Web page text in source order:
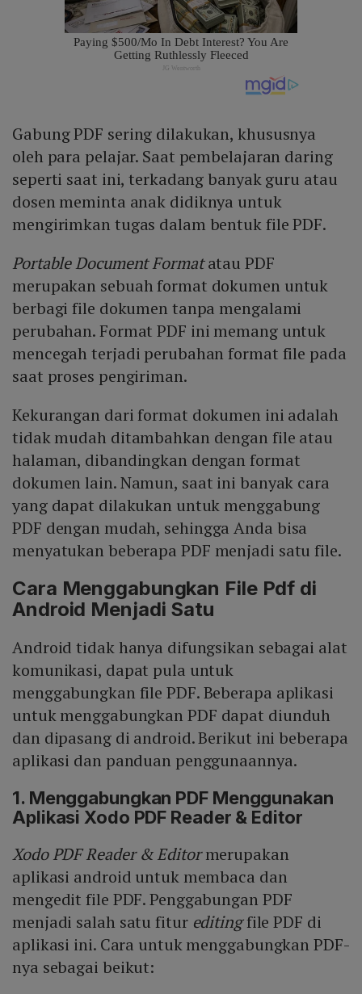
Gabung PDF sering dilakukan, khususnya
oleh para pelajar. Saat pembelajaran daring
seperti saat ini, terkadang banyak guru atau
dosen meminta anak didiknya untuk
mengirimkan tugas dalam bentuk file PDF.
Portable Document Formatatau PDF
merupakan sebuah format dokumen untuk
berbagi file dokumen tanpa mengalami
perubahan. Format PDF ini memang untuk
mencegah terjadi perubahan format file pada
saat proses pengiriman.
Kekurangan dari format dokumen ini adalah
tidak mudah ditambahkan dengan file atau
halaman, dibandingkan dengan format
dokumen lain. Namun, saat ini banyak cara
yang dapat dilakukan untuk menggabung
PDF dengan mudah, sehingga Anda bisa
menyatukan beberapa PDF menjadi satu file.
Cara Menggabungkan File Pdf di
Android Menjadi Satu
Android tidak hanya difungsikan sebagai alat
komunikasi, dapat pula untuk
menggabungkan file PDF. Beberapa aplikasi
untuk menggabungkan PDF dapat diunduh
dan dipasang di android. Berikut ini beberapa
aplikasi dan panduan penggunaannya.
1. Menggabungkan PDF Menggunakan
Aplikasi Xodo PDF Reader & Editor
Xodo PDF Reader & Editormerupakan
aplikasi android untuk membaca dan
mengedit file PDF. Penggabungan PDF
menjadi salah satu fitur editingfile PDF di
aplikasi ini. Cara untuk menggabungkan PDF-
nya sebagai beikut: